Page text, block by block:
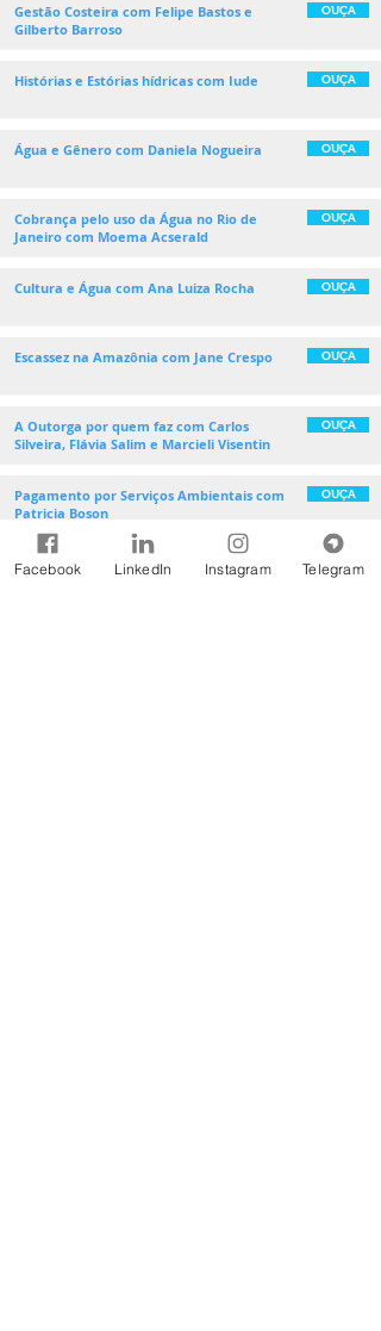
Gestão Costeira com Felipe Bastos e
Gilberto Barroso
OUÇA
Histórias e Estórias hídricas com Iude OUÇA
Água e Gênero com Daniela Nogueira OUÇA
Cobrança pelo uso da Água no Rio de
Janeiro com Moema Acserald
OUÇA
Cultura e Água com Ana Luiza Rocha OUÇA
Escassez na Amazônia com Jane Crespo OUÇA
A Outorga por quem faz com Carlos
Silveira, Flávia Salim e Marcieli Visentin
OUÇA
Pagamento por Serviços Ambientais com
Patricia Boson
OUÇA
O início do FNCBHs com Viviane Nabinger
Facebook LinkedIn Instagram Telegram